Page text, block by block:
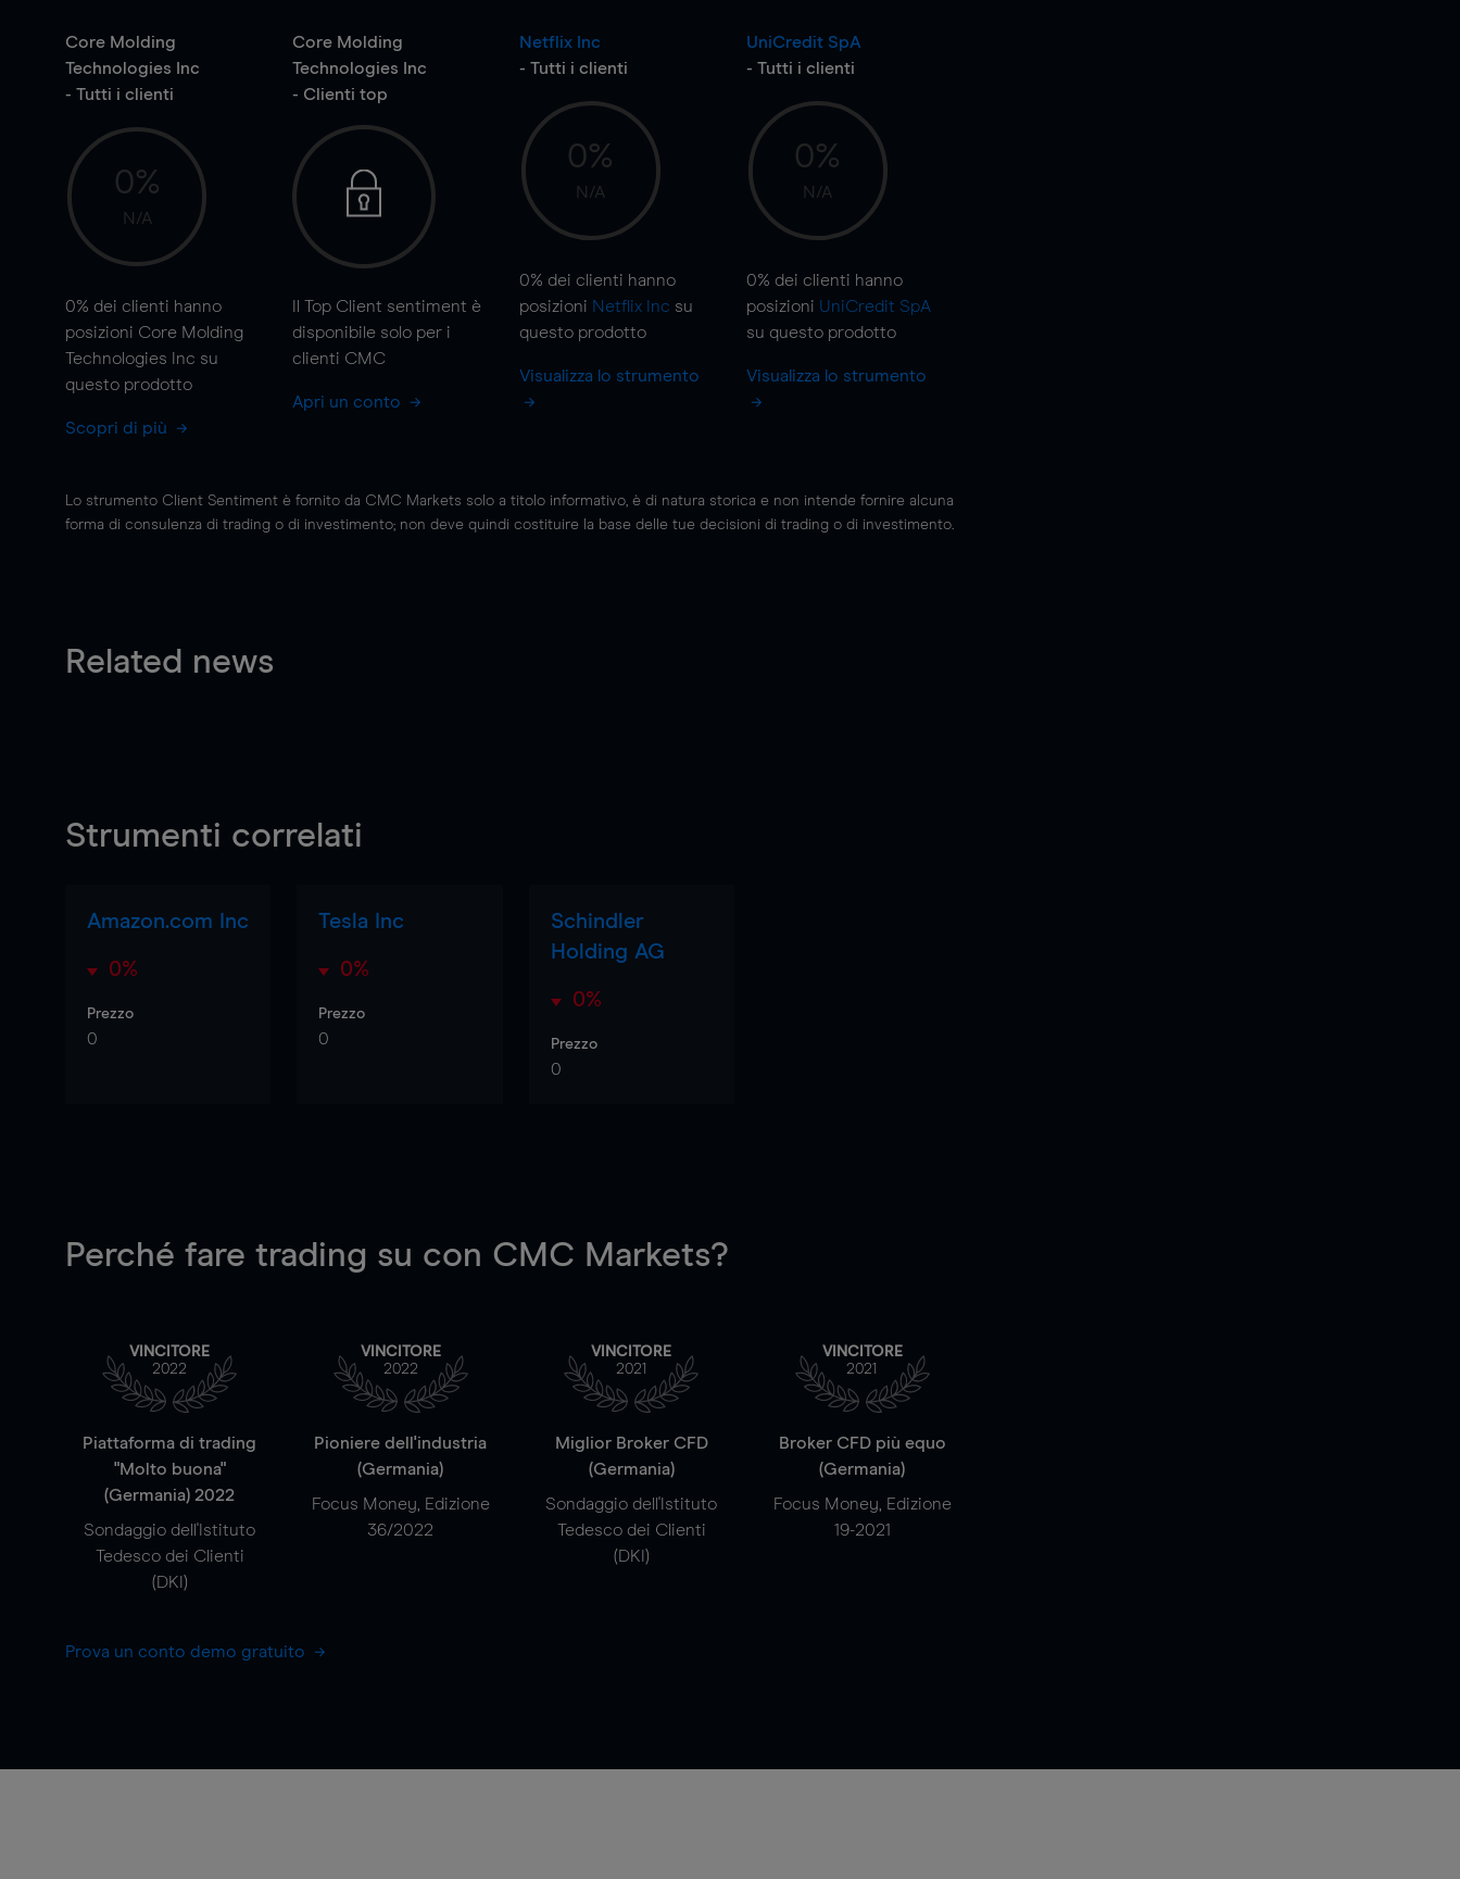
Core Molding
Technologies Inc
- Tutti i clienti
0%
N/A
0% dei clienti hanno
posizioni Core Molding
Technologies Inc su
questo prodotto
Scopri di più
Core Molding
Technologies Inc
- Clienti top
Il Top Client sentiment è
disponibile solo per i
clienti CMC
Apri un conto
Netflix Inc
- Tutti i clienti
0%
N/A
0% dei clienti hanno
posizioni Netflix Inc su
questo prodotto
Visualizza lo strumento
UniCredit SpA
- Tutti i clienti
0%
N/A
0% dei clienti hanno
posizioni UniCredit SpA
su questo prodotto
Visualizza lo strumento
Lo strumento Client Sentiment è fornito da CMC Markets solo a titolo informativo, è di natura storica e non intende fornire alcuna
forma di consulenza di trading o di investimento; non deve quindi costituire la base delle tue decisioni di trading o di investimento.
Related news
Strumenti correlati
Amazon.com Inc
0%
Prezzo
0
Tesla Inc
0%
Prezzo
0
Schindler
Holding AG
0%
Prezzo
0
Perché fare trading su con CMC Markets?
VINCITORE
2022
Piattaforma di trading
"Molto buona"
(Germania) 2022
Sondaggio dell'Istituto
Tedesco dei Clienti
(DKI)
VINCITORE
2022
Pioniere dell'industria
(Germania)
Focus Money, Edizione
36/2022
VINCITORE
2021
Miglior Broker CFD
(Germania)
Sondaggio dell'Istituto
Tedesco dei Clienti
(DKI)
VINCITORE
2021
Broker CFD più equo
(Germania)
Focus Money, Edizione
19-2021
Prova un conto demo gratuito